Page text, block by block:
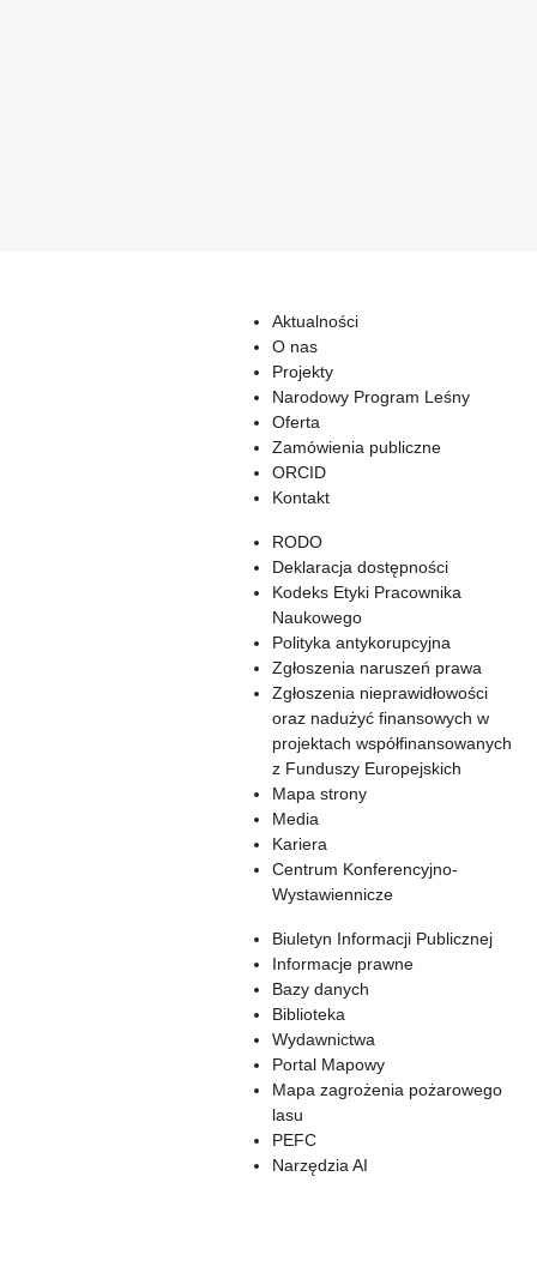
Aktualności
O nas
Projekty
Narodowy Program Leśny
Oferta
Zamówienia publiczne
ORCID
Kontakt
RODO
Deklaracja dostępności
Kodeks Etyki Pracownika
Naukowego
Polityka antykorupcyjna
Zgłoszenia naruszeń prawa
Zgłoszenia nieprawidłowości
oraz nadużyć finansowych w
projektach współfinansowanych
z Funduszy Europejskich
Mapa strony
Media
Kariera
Centrum Konferencyjno-
Wystawiennicze
Biuletyn Informacji Publicznej
Informacje prawne
Bazy danych
Biblioteka
Wydawnictwa
Portal Mapowy
Mapa zagrożenia pożarowego
lasu
PEFC
Narzędzia AI